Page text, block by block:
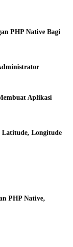
PHP Native Bagi
Aplikasi
Latitude, Longitude
PHP Native,